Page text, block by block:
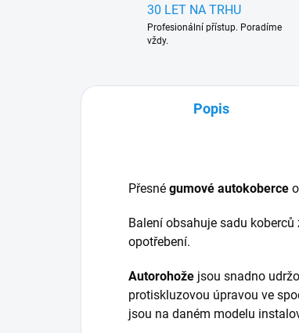
30 LET NA TRHU
Profesionální přístup. Poradíme
vždy.
Popis
Přesné gumové autokoberce
Balení obsahuje sadu
opotřebení.
Autorohože jsou snadno
protiskluzovou úpravou ve
jsou na daném modelu